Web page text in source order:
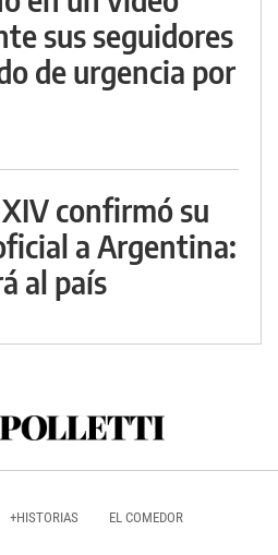
sus seguidores
de urgencia por
confirmó su
a Argentina:
al país
+HISTORIAS EL COMEDOR